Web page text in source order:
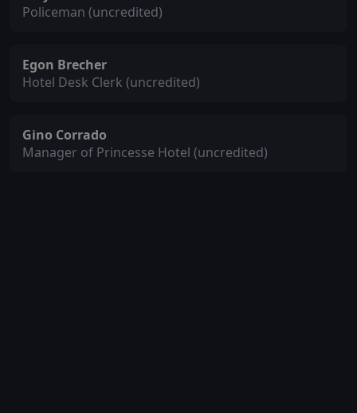
Policeman (uncredited)
Egon Brecher
Hotel Desk Clerk (uncredited)
Gino Corrado
Manager of Princesse Hotel (uncredited)